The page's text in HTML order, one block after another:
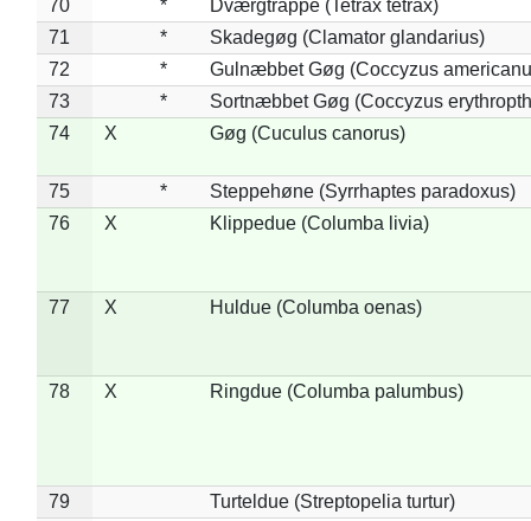
70
*
Dværgtrappe (Tetrax tetrax)
71
*
Skadegøg (Clamator glandarius)
72
*
Gulnæbbet Gøg (Coccyzus
73
*
Sortnæbbet Gøg (Coccyzus
74
X Gøg (Cuculus canorus)
75 *
Steppehøne (Syrrhaptes paradoxus)
76
X Klippedue (Columba livia)
77 X Huldue (Columba oenas)
78 X Ringdue (Columba palumbus)
79
Turteldue (Streptopelia turtur)